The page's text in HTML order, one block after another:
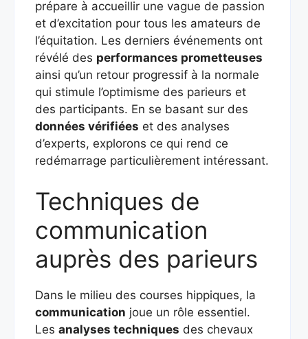
prépare à accueillir une vague de passion
et d’excitation pour tous les amateurs de
l’équitation. Les derniers événements ont
révélé des performances prometteuses
ainsi qu’un retour progressif à la normale
qui stimule l’optimisme des parieurs et
des participants. En se basant sur des
données vérifiées et des analyses
d’experts, explorons ce qui rend ce
redémarrage particulièrement intéressant.
Techniques de
communication
auprès des parieurs
Dans le milieu des courses hippiques, la
communication joue un rôle essentiel.
Les analyses techniques des chevaux